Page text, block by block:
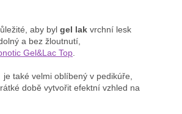
aby byl gel lak vrchní lesk
a bez žloutnutí,
Gel&Lac Top
je také velmi oblíbený v pedikúře,
době vytvořit efektní vzhled na